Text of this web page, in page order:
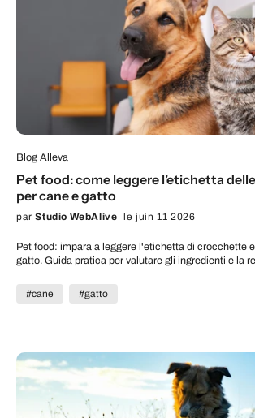
Blog Alleva
Pet food: come leggere l’etichetta
per cane e gatto
parStudio WebAlive le juin 11 2026
Pet food: impara a leggere l'etichetta di crocchette
gatto. Guida pratica per valutare gli ingredienti e la
#cane
#gatto